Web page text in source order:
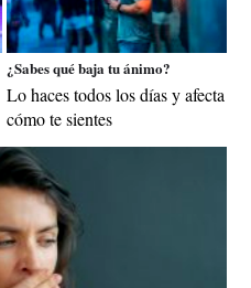
¿Sabes qué baja tu ánimo?
Lo haces todos los días y afecta
cómo te sientes